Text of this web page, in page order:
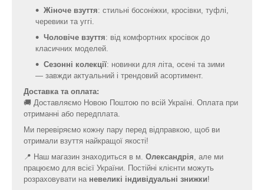
Жіноче взуття: стильні босоніжки, кросівки, туфлі,
черевики та уггі.
Чоловіче взуття: від комфортних кросівок до
класичних моделей.
Сезонні колекції: новинки для літа, осені та зими
— завжди актуальний і трендовий асортимент.
Доставка та оплата:
🚚 Доставляємо Новою Поштою по всій Україні. Оплата при
отриманні або передплата.
Ми перевіряємо кожну пару перед відправкою, щоб ви
отримали взуття найкращої якості!
📍 Наш магазин знаходиться в м. Олександрія, але ми
працюємо для всієї України. Постійні клієнти можуть
розраховувати на невеликі індивідуальні знижки!